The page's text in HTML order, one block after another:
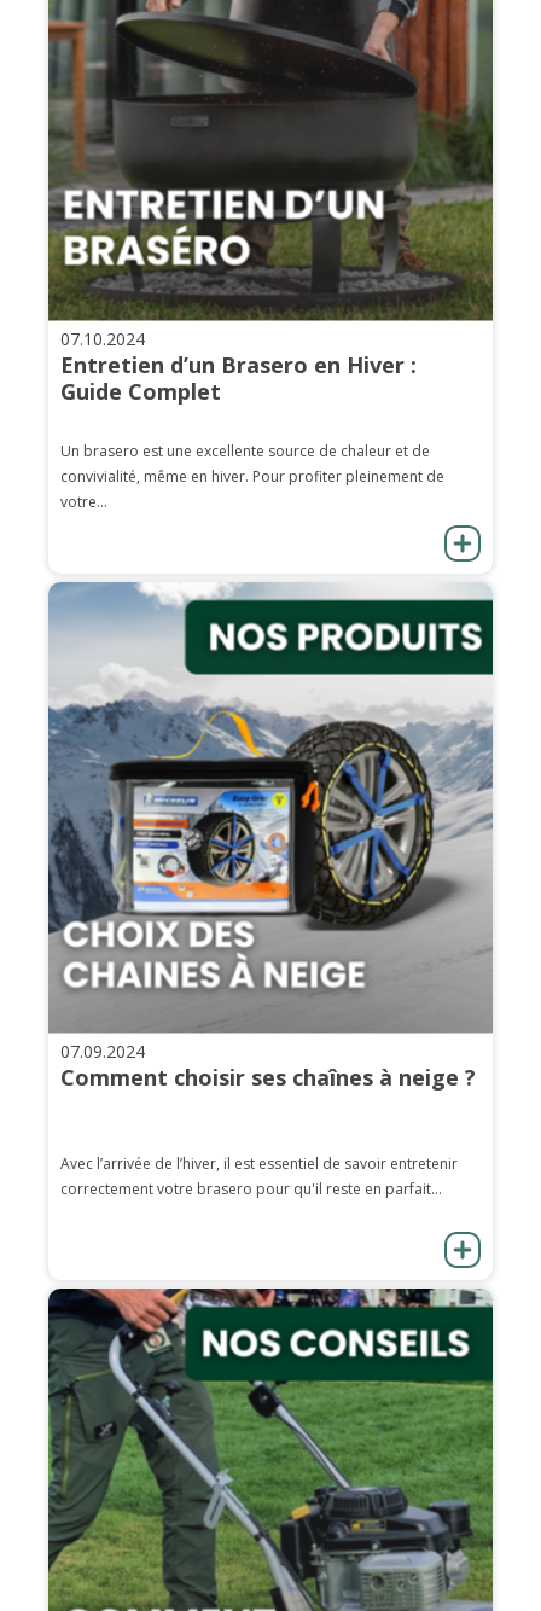
07.10.2024
Entretien d’un Brasero en Hiver :
Guide Complet
Un brasero est une excellente source de chaleur et de
convivialité, même en hiver. Pour profiter pleinement de
votre...
07.09.2024
Comment choisir ses chaînes à neige ?
Avec l’arrivée de l’hiver, il est essentiel de savoir entretenir
correctement votre brasero pour qu'il reste en parfait...